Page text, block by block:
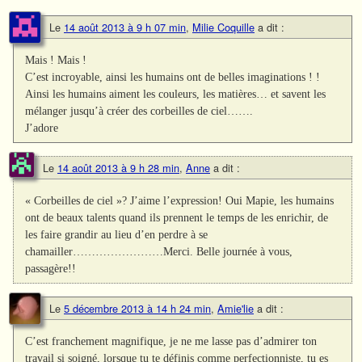
Le 14 août 2013 à 9 h 07 min, Milie Coquille a dit :
Mais ! Mais !
C’est incroyable, ainsi les humains ont de belles imaginations ! !
Ainsi les humains aiment les couleurs, les matières… et savent les
mélanger jusqu’à créer des corbeilles de ciel…….
J’adore
Le 14 août 2013 à 9 h 28 min, Anne a dit :
« Corbeilles de ciel »? J’aime l’expression! Oui Mapie, les humains
ont de beaux talents quand ils prennent le temps de les enrichir, de
les faire grandir au lieu d’en perdre à se
chamailler……………………Merci. Belle journée à vous,
passagère!!
Le 5 décembre 2013 à 14 h 24 min, Amie'lie a dit :
C’est franchement magnifique, je ne me lasse pas d’admirer ton
travail si soigné, lorsque tu te définis comme perfectionniste, tu es